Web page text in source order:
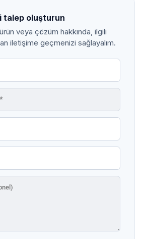
talep oluşturun
veya çözüm hakkında, ilgili
iletişime geçmenizi sağlayalım.